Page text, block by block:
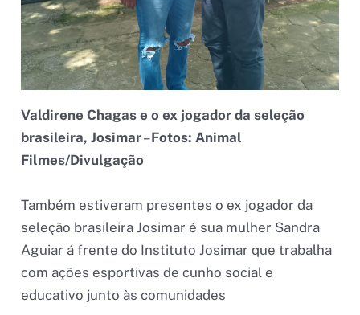
Valdirene Chagas e o ex jogador da seleção
brasileira, Josimar–Fotos: Animal
Filmes/Divulgação
Também estiveram presentes o ex jogador da
seleção brasileira Josimar é sua mulher Sandra
Aguiar á frente do Instituto Josimar que trabalha
com ações esportivas de cunho social e
educativo junto às comunidades